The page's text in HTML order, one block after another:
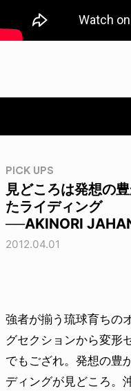
PICK UPS
見どころは発想の
たライディング
──AKINORI
2012.04.01
強者が揃う琉球育ちの
グセクションから変形
でもござれ。発想の豊
ディングが見どころ。